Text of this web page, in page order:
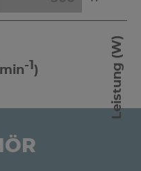
Leistung (W)
-1 )